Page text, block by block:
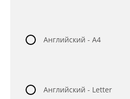
Английский - A4
Английский - Letter